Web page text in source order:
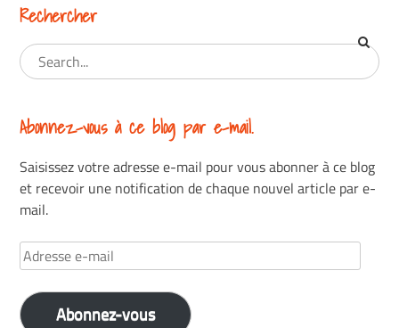
Rechercher
Abonnez-vous à ce blog par e-mail.
Saisissez votre adresse e-mail pour vous abonner à ce blog
et recevoir une notification de chaque nouvel article par e-
mail.
Adresse
e-
mail
Abonnez-vous